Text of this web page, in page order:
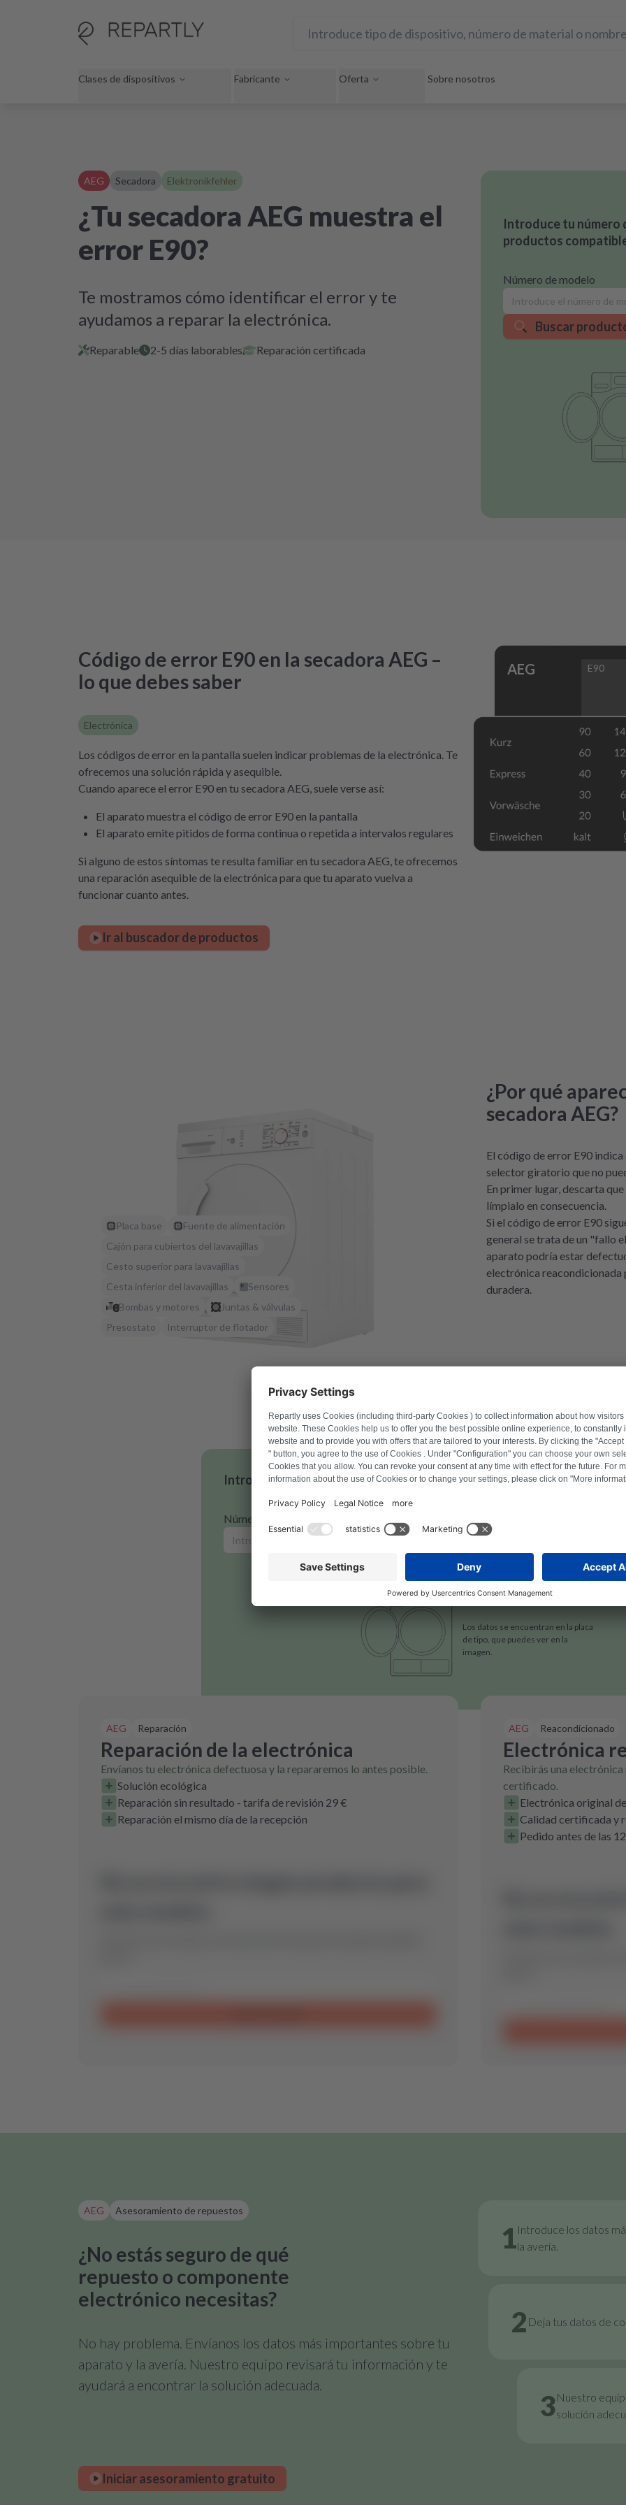
Clases de dispositivos Fabricante Oferta Sobre nosotros
AEG Secadora Elektronikfehler
¿Tu secadora AEG muestra el
error E90?
Te mostramos cómo identificar el error y te
ayudamos a reparar la electrónica.
Reparable 2-5 días laborables Reparación certificada
Introduce tu número
productos
Número de modelo
Buscar
Código de error E90 en la secadora AEG –
lo que debes saber
Electrónica
Los códigos de error en la pantalla suelen indicar problemas de la electrónica. Te
ofrecemos una solución rápida y asequible.
Cuando aparece el error E90 en tu secadora AEG, suele verse así:
El aparato muestra el código de error E90 en la pantalla
El aparato emite pitidos de forma continua o repetida a intervalos regulares
Si alguno de estos síntomas te resulta familiar en tu secadora AEG, te ofrecemos
una reparación asequible de la electrónica para que tu aparato vuelva a
funcionar cuanto antes.
Ir al buscador de productos
AEG E90
Placa base
Fuente de alimentación
Cajón para cubiertos del lavavajillas
Cesto superior para lavavajillas
Cesta inferior del lavavajillas
Sensores
Bombas y motores
Juntas & válvulas
Presostato
Interruptor de flotador
¿Por qué
secadora AEG?
El código de error E90
selector giratorio que no
En primer lugar, descarta
límpialo en consecuencia.
Si el código de error E90
general se trata de un "fallo
aparato podría estar
electrónica
duradera.
Introduce tu número de modelo para encontrar los productos
Número de modelo
Buscar producto
Los datos se encuentran en la placa
de tipo, que puedes ver en la
imagen.
AEG Reparación
Reparación de la electrónica
Envíanos tu electrónica defectuosa y la repararemos lo antes posible.
Solución ecológica
Reparación sin resultado - tarifa de revisión 29 €
Reparación el mismo día de la recepción
AEG Reacondicionado
Electrónica
Recibirás una
certificado.
Electrónica original
Calidad certificada y
Pedido antes de las
AEG Asesoramiento de repuestos
¿No estás seguro de qué
repuesto o componente
electrónico necesitas?
No hay problema. Envíanos los datos más importantes sobre tu
aparato y la avería. Nuestro equipo revisará tu información y te
ayudará a encontrar la solución adecuada.
1Introduce los datos
la avería.
2 Deja tus datos de
3 Nuestro
solución
Iniciar asesoramiento gratuito